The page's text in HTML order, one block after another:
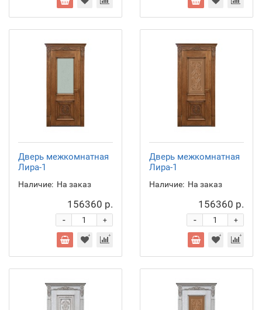
Дверь межкомнатная
Лира-1
Наличие: На заказ
156360 р.
+
-
Дверь межкомнатная
Лира-1
Наличие: На заказ
156360 р.
+
-